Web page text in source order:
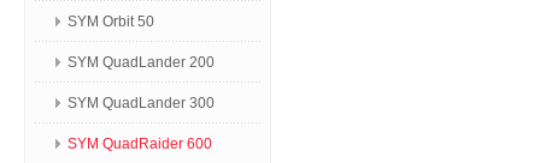
SYM Orbit 50
SYM QuadLander 200
SYM QuadLander 300
SYM QuadRaider 600